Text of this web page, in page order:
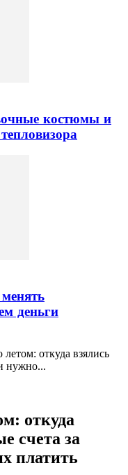
костюмы и
деньги
откуда взялись
нужно...
откуда
счета за
платить